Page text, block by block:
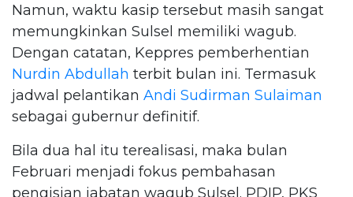
Namun, waktu kasip tersebut masih sangat
memungkinkan Sulsel memiliki wagub.
Dengan catatan, Keppres pemberhentian
Nurdin Abdullah terbit bulan ini. Termasuk
jadwal pelantikan Andi Sudirman Sulaiman
sebagai gubernur definitif.
Bila dua hal itu terealisasi, maka bulan
Februari menjadi fokus pembahasan
pengisian jabatan wagub Sulsel. PDIP, PKS